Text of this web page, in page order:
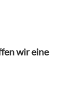
wir eine